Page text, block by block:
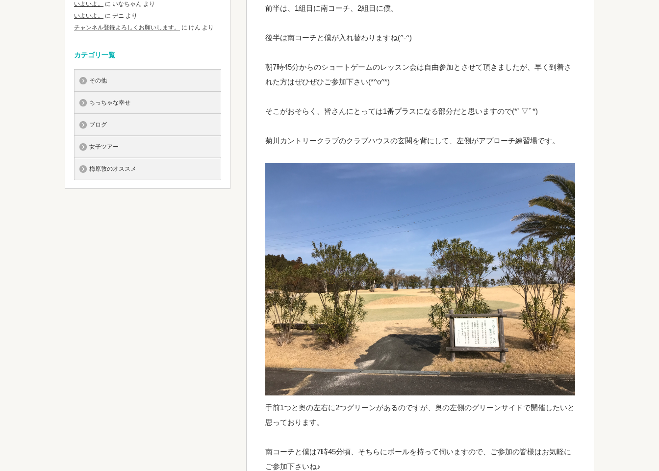
前半は、1組目に南コーチ、2組目に僕。
後半は南コーチと僕が入れ替わりますね(^-^)
朝7時45分からのショートゲームのレッスン会は自由参加とさせて頂きましたが、早く到着さ
れた方はぜひぜひご参加下さい(*^o^*)
そこがおそらく、皆さんにとっては1番プラスになる部分だと思いますので(*ﾟ▽ﾟ*)
菊川カントリークラブのクラブハウスの玄関を背にして、左側がアプローチ練習場です。
手前1つと奥の左右に2つグリーンがあるのですが、奥の左側のグリーンサイドで開催したいと
思っております。
南コーチと僕は7時45分頃、そちらにボールを持って伺いますので、ご参加の皆様はお気軽に
ご参加下さいね♪
いよいよ。
に いなちゃん より
いよいよ。
に デニ より
チャンネル登録よろしくお願いします。
に けん より
カテゴリ一覧
その他
ちっちゃな幸せ
ブログ
女子ツアー
梅原敦のオススメ